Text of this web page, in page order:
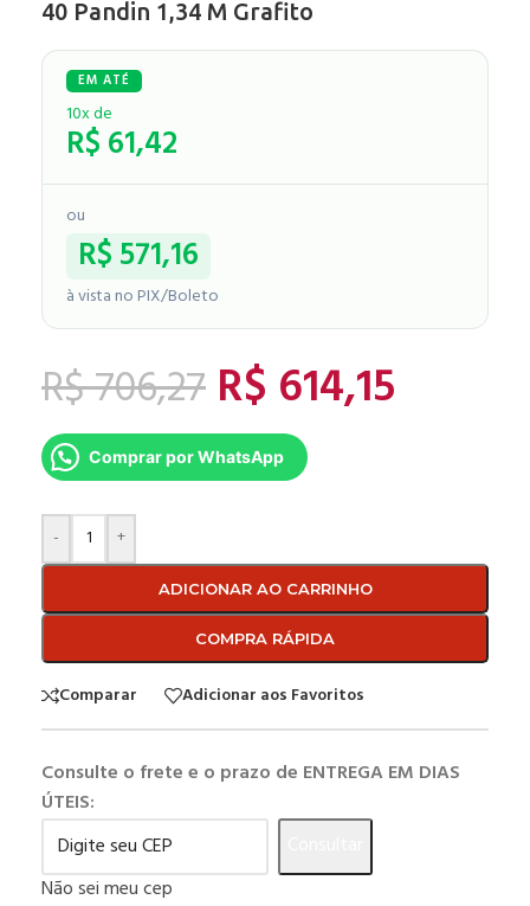
40 Pandin 1,34 M Grafito
10x de
R$61,42
ou
R$571,16
à vista no PIX/Boleto
R$706,27 R$ 614,15
Comprar por WhatsApp
- +
ADICIONAR AO CARRINHO
COMPRA RÁPIDA
Comparar Adicionar aos Favoritos
Consulte o frete e o prazo de ENTREGA EM DIAS
ÚTEIS:
Não sei meu cep